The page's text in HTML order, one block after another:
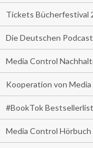
Tickets Bücherfestival
Die Deutschen
Media Control
Kooperation von
#BookTok
Media Control Hörbuch